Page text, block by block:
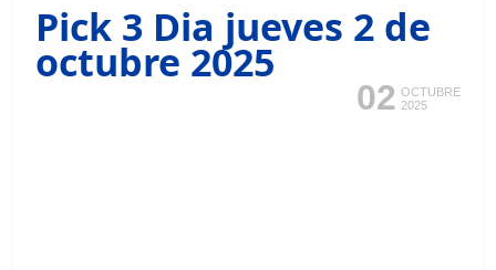
Pick 3 Dia jueves 2 de
octubre 2025
02 OCTUBRE
2025